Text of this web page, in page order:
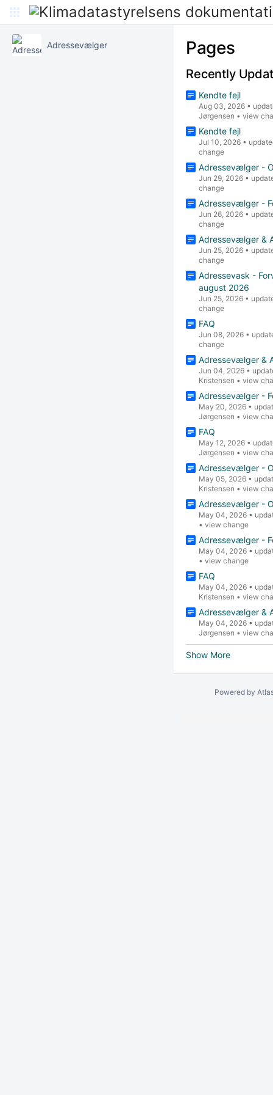
Adressevælger Pages
Recently
Kendte fejl
Aug 03, 2026 •
Jørgensen • view
Kendte fejl
Jul 10, 2026 •
change
Adressevælger -
Jun 29, 2026 •
change
Adressevælger -
Jun 26, 2026 •
change
Adressevælger &
Jun 25, 2026 •
change
Adressevask -
august 2026
Jun 25, 2026 •
change
FAQ
Jun 08, 2026 •
change
Adressevælger &
Jun 04, 2026 •
Kristensen • view
Adressevælger -
May 20, 2026 •
Jørgensen • view
FAQ
May 12, 2026 •
Jørgensen • view
Adressevælger -
May 05, 2026 •
Kristensen • view
Adressevælger -
May 04, 2026 •
• view change
Adressevælger -
May 04, 2026 •
• view change
FAQ
May 04, 2026 •
Kristensen • view
Adressevælger &
May 04, 2026 •
Jørgensen • view
Show More
Powered by